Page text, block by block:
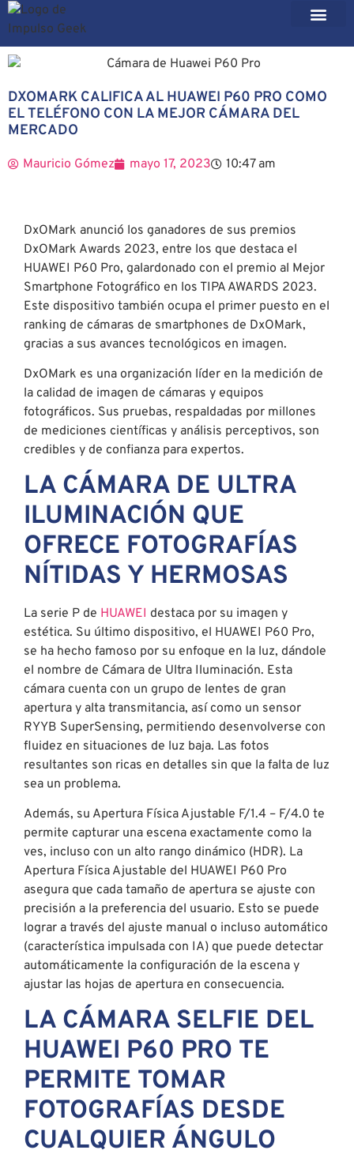
DXOMARK CALIFICA AL HUAWEI P60 PRO COMO
EL TELÉFONO CON LA MEJOR CÁMARA DEL
MERCADO
Mauricio Gómez mayo 17, 2023 10:47 am
DxOMark anunció los ganadores de sus premios
DxOMark Awards 2023, entre los que destaca el
HUAWEI P60 Pro, galardonado con el premio al Mejor
Smartphone Fotográfico en los TIPA AWARDS 2023.
Este dispositivo también ocupa el primer puesto en el
ranking de cámaras de smartphones de DxOMark,
gracias a sus avances tecnológicos en imagen.
DxOMark es una organización líder en la medición de
la calidad de imagen de cámaras y equipos
fotográficos. Sus pruebas, respaldadas por millones
de mediciones científicas y análisis perceptivos, son
credibles y de confianza para expertos.
LA CÁMARA DE ULTRA
ILUMINACIÓN QUE
OFRECE FOTOGRAFÍAS
NÍTIDAS Y HERMOSAS
La serie P de HUAWEI destaca por su imagen y
estética. Su último dispositivo, el HUAWEI P60 Pro,
se ha hecho famoso por su enfoque en la luz, dándole
el nombre de Cámara de Ultra Iluminación. Esta
cámara cuenta con un grupo de lentes de gran
apertura y alta transmitancia, así como un sensor
RYYB SuperSensing, permitiendo desenvolverse con
fluidez en situaciones de luz baja. Las fotos
resultantes son ricas en detalles sin que la falta de luz
sea un problema.
Además, su Apertura Física Ajustable F/1.4 – F/4.0 te
permite capturar una escena exactamente como la
ves, incluso con un alto rango dinámico (HDR). La
Apertura Física Ajustable del HUAWEI P60 Pro
asegura que cada tamaño de apertura se ajuste con
precisión a la preferencia del usuario. Esto se puede
lograr a través del ajuste manual o incluso automático
(característica impulsada con IA) que puede detectar
automáticamente la configuración de la escena y
ajustar las hojas de apertura en consecuencia.
LA CÁMARA SELFIE DEL
HUAWEI P60 PRO TE
PERMITE TOMAR
FOTOGRAFÍAS DESDE
CUALQUIER ÁNGULO